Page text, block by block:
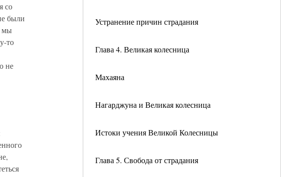
Устранение причин страдания
Глава 4. Великая колесница
Махаяна
Нагарджуна и Великая колесница
Истоки учения Великой Колесницы
Глава 5. Свобода от страдания
со
были
мы
то
не